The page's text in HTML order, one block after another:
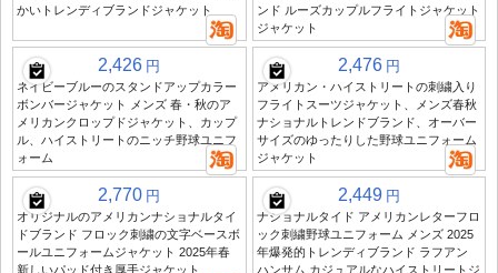
かいトレンディブランドジャケット
ンド ルーズカップルフライトジャケット
ジャケット
2,426 円
ネイビーブルーのスタンドアップカラー
ボンバージャケット メンズ 春・秋のア
メリカンクロップドジャケット、カップ
ル、ハイストリートのニッチ野球ユニフ
ォーム
2,476 円
アメリカン・ハイストリートの刺繍入り
フライトスーツジャケット、メンズ春秋
ナショナルトレンドブランド、オーバー
サイズのゆったりした野球ユニフォーム
ジャケット
2,770 円
オリジナルのアメリカンナショナルタイ
ドブランド フロック刺繍の文字ベースボ
ールユニフォームジャケット 2025年春
新しいパッド付き厚手ジャケット
2,449 円
ナショナルタイド アメリカンレターフロ
ック刺繍野球ユニフォーム メンズ 2025
年爆発的トレンディブランド ラフアン
ハンサム カジュアルなハイストリートジ